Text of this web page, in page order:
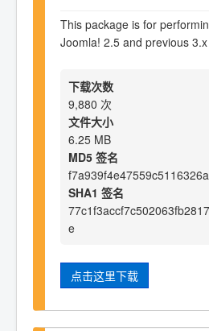
This package is for
Joomla! 2.5 and previous
下载次数
9,880 次
文件大小
6.25 MB
MD5 签名
SHA1 签名
e
点击这里下载